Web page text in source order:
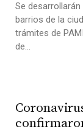
Se
barrios de la
trámites de
de...